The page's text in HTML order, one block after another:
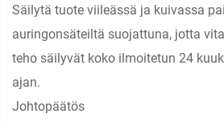
Säilytä tuote viileässä ja kuivassa
auringonsäteiltä suojattuna, jotta
teho säilyvät koko ilmoitetun 24
ajan.
Johtopäätös